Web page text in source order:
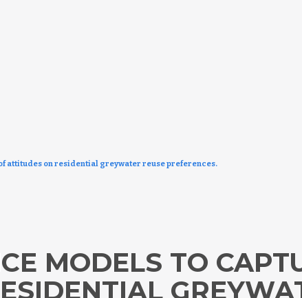
attitudes on residential greywater reuse preferences.
MODELS TO